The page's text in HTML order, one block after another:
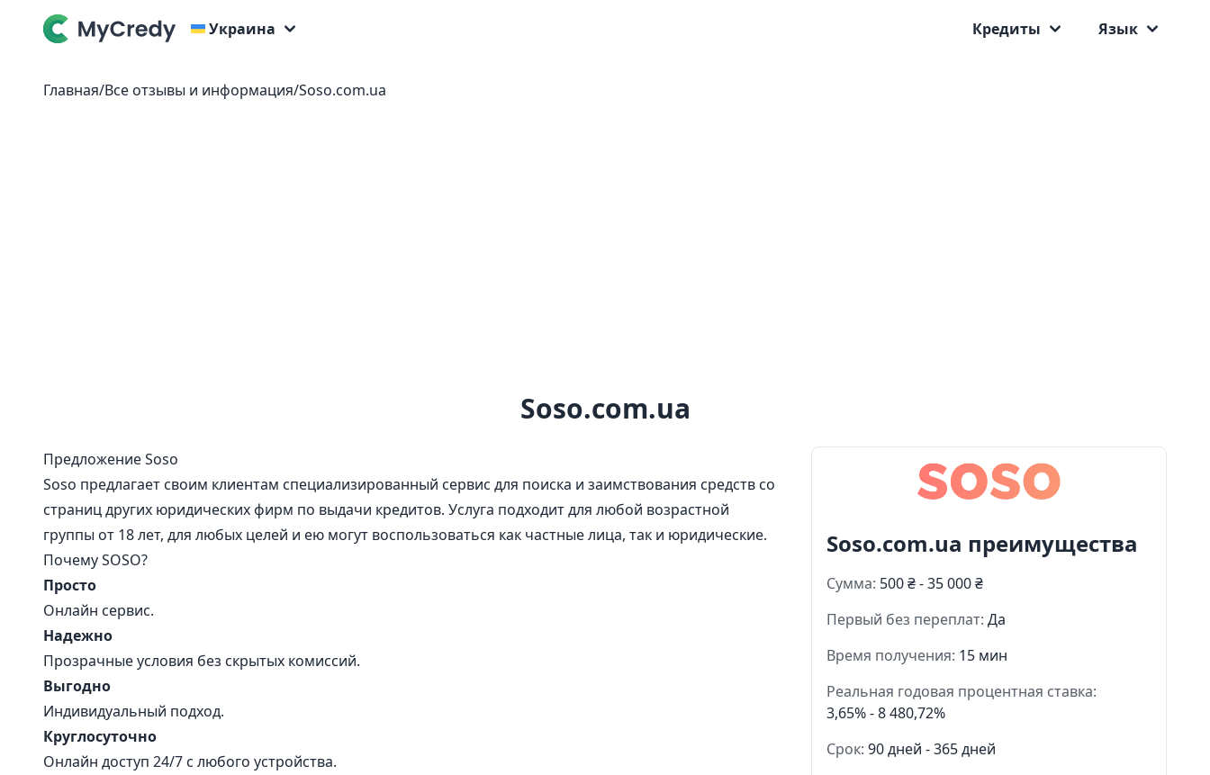
Украина Кредиты Язык
Главная/Все отзывы и информация/Soso.com.ua
Soso.com.ua
Soso.com.ua преимущества
Сумма: 500 ₴ - 35 000 ₴
Первый без переплат:Да
Время получения: 15 мин
Реальная годовая процентная ставка:
3,65% - 8 480,72%
Срок:90 дней - 365 дней
Предложение Soso
Soso предлагает своим клиентам специализированный сервис для поиска и заимствования средств cо
страниц других юридических фирм по выдачи кредитов. Услуга подходит для любой возрастной
группы от 18 лет, для любых целей и ею могут воспользоваться как частные лица, так и юридические.
Почему SOSO?
Просто
Онлайн сервис.
Надежно
Прозрачные условия без скрытых комиссий.
Выгодно
Индивидуальный подход.
Круглосуточно
Онлайн доступ 24/7 с любого устройства.